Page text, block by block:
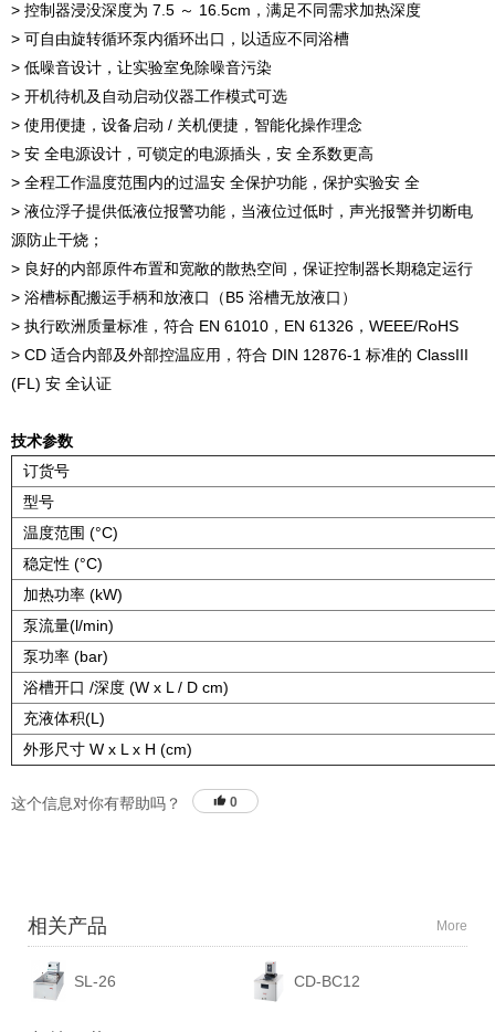
> 控制器浸没深度为 7.5 ～ 16.5cm，满足不同需求加热深度
> 可自由旋转循环泵内循环出口，以适应不同浴槽
> 低噪音设计，让实验室免除噪音污染
> 开机待机及自动启动仪器工作模式可选
> 使用便捷，设备启动 / 关机便捷，智能化操作理念
> 安 全电源设计，可锁定的电源插头，安 全系数更高
> 全程工作温度范围内的过温安 全保护功能，保护实验安 全
> 液位浮子提供低液位报警功能，当液位过低时，声光报警并切断电
源防止干烧；
> 良好的内部原件布置和宽敞的散热空间，保证控制器长期稳定运行
> 浴槽标配搬运手柄和放液口（B5 浴槽无放液口）
> 执行欧洲质量标准，符合 EN 61010，EN 61326，WEEE/RoHS
> CD 适合内部及外部控温应用，符合 DIN 12876-1 标准的 ClassIII
(FL) 安 全认证
技术参数
订货号
型号
温度范围 (°C)
稳定性 (°C)
加热功率 (kW)
泵流量(l/min)
泵功率 (bar)
浴槽开口 /深度 (W x L / D cm)
充液体积(L)
外形尺寸 W x L x H (cm)
这个信息对你有帮助吗？ 0
相关产品 More
SL-26 CD-BC12